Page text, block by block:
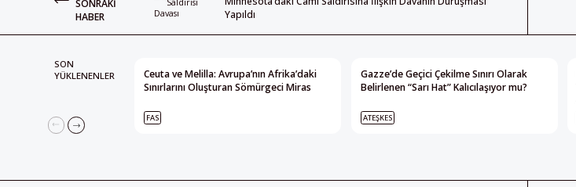
SONRAKI
HABER
Yapıldı
SON
YÜKLENENLER
Ceuta ve Melilla: Avrupa’nın Afrika’daki
Sınırlarını Oluşturan Sömürgeci Miras
FAS
Gazze’de Geçici Çekilme Sınırı Olarak
Belirlenen “Sarı Hat” Kalıcılaşıyor mu?
ATEŞKES